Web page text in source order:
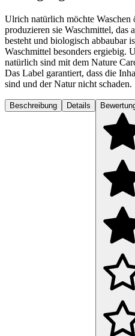
Ulrich natürlich möchte Waschen
produzieren sie Waschmittel, das
besteht und biologisch abbaubar
Waschmittel besonders ergiebig.
natürlich sind mit dem Nature
Das Label garantiert, dass die
sind und der Natur nicht schaden.
Beschreibung Details